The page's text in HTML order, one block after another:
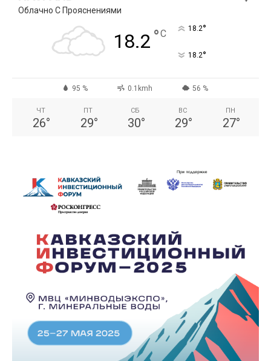
Облачно С Прояснениями
18.2 °C 18.2°
18.2°
95 % 0.1kmh 56 %
ЧТ
26°
ПТ
29°
СБ
30°
ВС
29°
ПН
27°